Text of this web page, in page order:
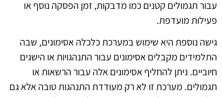
עבור תגמולים קטנים כמו מדבקות, זמן הפסקה נוסף או
פעילות מועדפת.
גישה נוספת היא שימוש במערכת כלכלה אסימונים, שבה
התלמידים מקבלים אסימונים עבור התנהגויות או הישגים
חיוביים. ניתן להחליף אסימונים אלה עבור הרשאות או
תגמולים. מערכת זו לא רק מעודדת התנהגות טובה אלא גם